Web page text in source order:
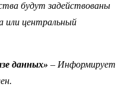
будут задействованы
или центральный
данных» – Информирует